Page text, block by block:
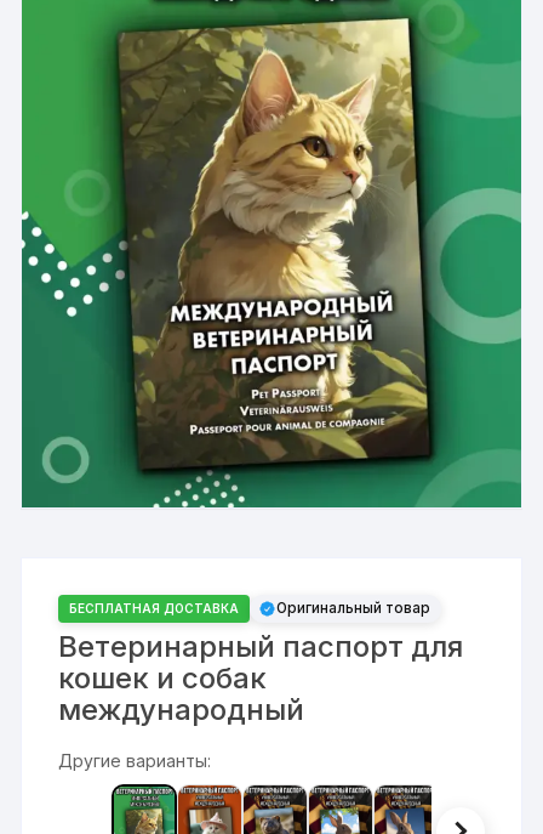
БЕСПЛАТНАЯ ДОСТАВКА Оригинальный товар
Ветеринарный паспорт для
кошек и собак
международный
Другие варианты: